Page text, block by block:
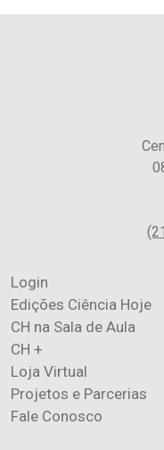
Login
Edições Ciência Hoje
CH na Sala de Aula
CH +
Loja Virtual
Projetos e Parcerias
Fale Conosco